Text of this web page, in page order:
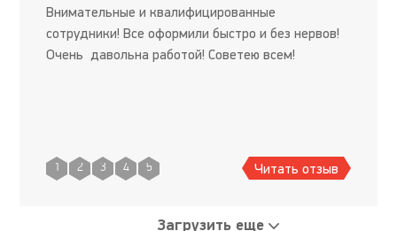
Внимательные и квалифицированные
сотрудники! Все оформили быстро и без нервов!
Очень давольна работой! Советею всем!
1 2 3 4 5 Читать отзыв
Загрузить еще